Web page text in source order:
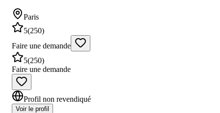
Paris
5(250)
Faire une demande
5(250)
Faire une demande
Profil non revendiqué
Voir le profil